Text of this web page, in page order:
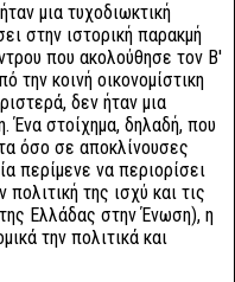
μια τυχοδιωκτική
στην ιστορική παρακμή
που ακολούθησε τον Β'
την κοινή οικονομίστικη
δεν ήταν μια
Ένα στοίχημα, δηλαδή, που
όσο σε αποκλίνουσες
περίμενε να περιορίσει
της ισχύ και τις
Ελλάδας στην Ένωση), η
την πολιτικά και